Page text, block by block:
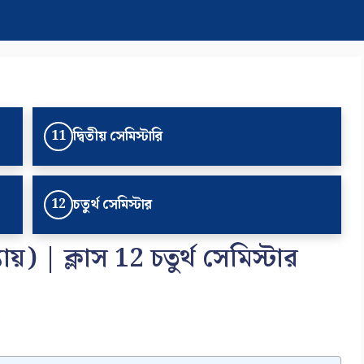
11 দ্বিতীয় সেমিস্টারি
12 চতুর্থ সেমিস্টার
| ক্লাস 12 চতুর্থ সেমিস্টার